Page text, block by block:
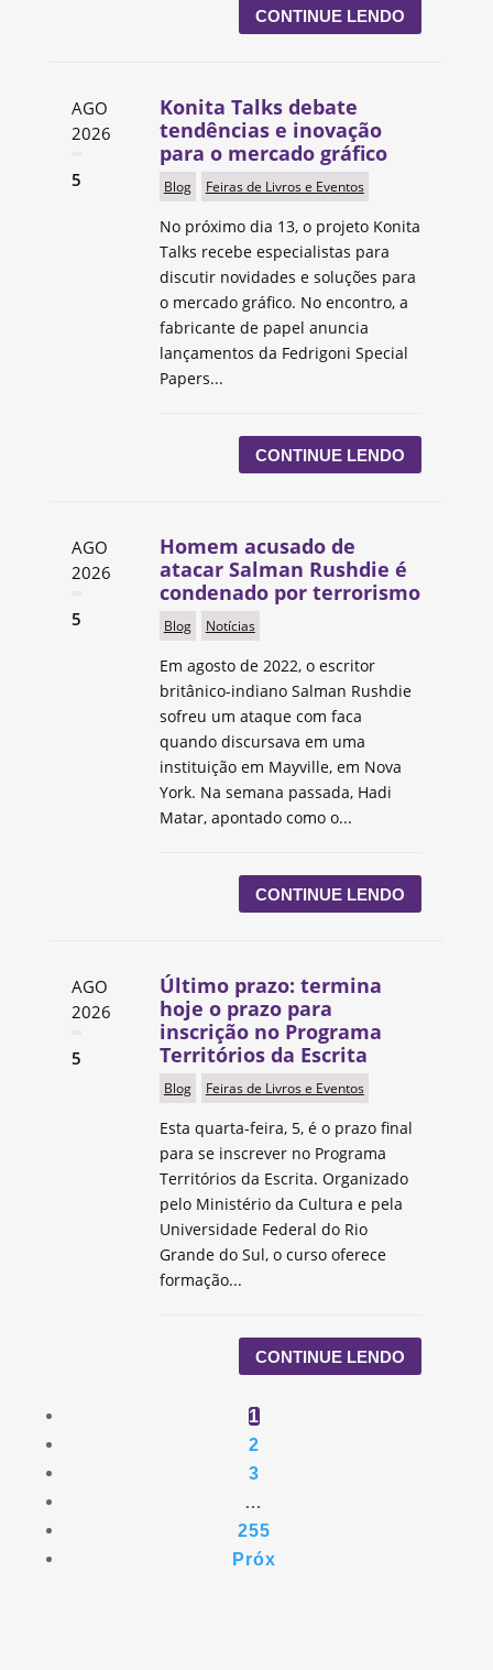
CONTINUE LENDO
AGO
2026
5
Konita Talks debate
tendências e inovação
para o mercado gráfico
Blog Feiras de Livros e Eventos
No próximo dia 13, o projeto Konita
Talks recebe especialistas para
discutir novidades e soluções para
o mercado gráfico. No encontro, a
fabricante de papel anuncia
lançamentos da Fedrigoni Special
Papers...
CONTINUE LENDO
AGO
2026
5
Homem acusado de
atacar Salman Rushdie é
condenado por terrorismo
Blog Notícias
Em agosto de 2022, o escritor
britânico-indiano Salman Rushdie
sofreu um ataque com faca
quando discursava em uma
instituição em Mayville, em Nova
York. Na semana passada, Hadi
Matar, apontado como o...
CONTINUE LENDO
AGO
2026
5
Último prazo: termina
hoje o prazo para
inscrição no Programa
Territórios da Escrita
Blog Feiras de Livros e Eventos
Esta quarta-feira, 5, é o prazo final
para se inscrever no Programa
Territórios da Escrita. Organizado
pelo Ministério da Cultura e pela
Universidade Federal do Rio
Grande do Sul, o curso oferece
formação...
CONTINUE LENDO
1
2
3
…
255
Próx